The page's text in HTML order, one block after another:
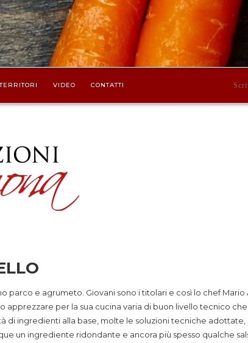
VIDEO CONTATTI
e agrumeto. Giovani sono i titolari e così lo chef Mario
apprezzare per la sua cucina varia di buon livello tecnico
di ingredienti alla base, molte le soluzioni tecniche adottate,
un ingrediente ridondante e ancora più spesso qualche